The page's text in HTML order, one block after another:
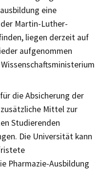
eine
Martin-Luther-
liegen derzeit auf
aufgenommen
die Absicherung der
Mittel zur
Studierenden
Die Universität kann
Pharmazie-Ausbildung